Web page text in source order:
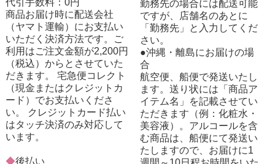
代引手数料：0円
商品お届け時に配送会社
（ヤマト運輸）にお支払い
いただく決済方法です。ご
利用はご注文金額が2,200円
（税込）からとさせていた
だきます。 宅急便コレクト
（現金またはクレジットカ
ード）でお支払いくださ
い。 クレジットカード払い
はタッチ決済のみ対応して
います。
◆後払い
勤務先の場合には配送可能
ですが、店舗名のあとに
「勤務先」と入力してくだ
さい。
●沖縄・離島にお届けの場
合
航空便、船便で発送いたし
ます。送り状には「商品ア
イテム名」を記載させてい
ただきます（例：化粧水・
美容液）。アルコールを含
む商品は、船便にて発送い
たしますので、お届けに1